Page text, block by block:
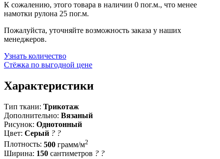
К сожалению, этого товара в наличии 0 пог.м., что менее
намотки рулона 25 пог.м.
Пожалуйста, уточняйте возможность заказа у наших
менеджеров.
Узнать количество
Стёжка по выгодной цене
Характеристики
Тип ткани: Трикотаж
Дополнительно: Вязаный
Рисунок: Однотонный
Цвет: Серый ? ?
Плотность: 500 грамм/м2
Ширина: 150 сантиметров ? ?